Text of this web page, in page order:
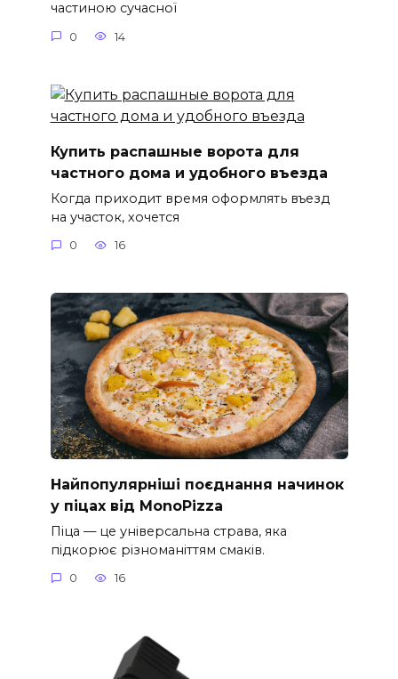
частиною сучасної
0 14
Купить распашные ворота для
частного дома и удобного въезда
Когда приходит время оформлять въезд
на участок, хочется
0 16
Найпопулярніші поєднання начинок
у піцах від MonoPizza
Піца — це універсальна страва, яка
підкорює різноманіттям смаків.
0 16